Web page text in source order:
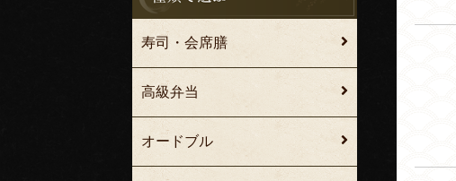
寿司・会席膳
高級弁当
オードブル